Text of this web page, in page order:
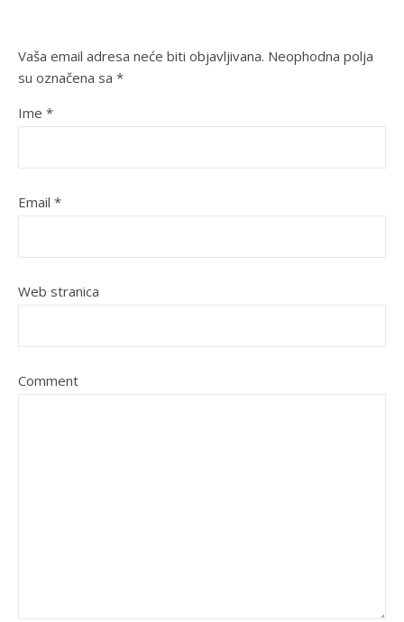
Vaša email adresa neće biti objavljivana. Neophodna polja
su označena sa *
Ime *
Email *
Web stranica
Comment